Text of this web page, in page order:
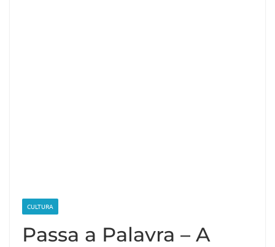
CULTURA
Passa a Palavra – A